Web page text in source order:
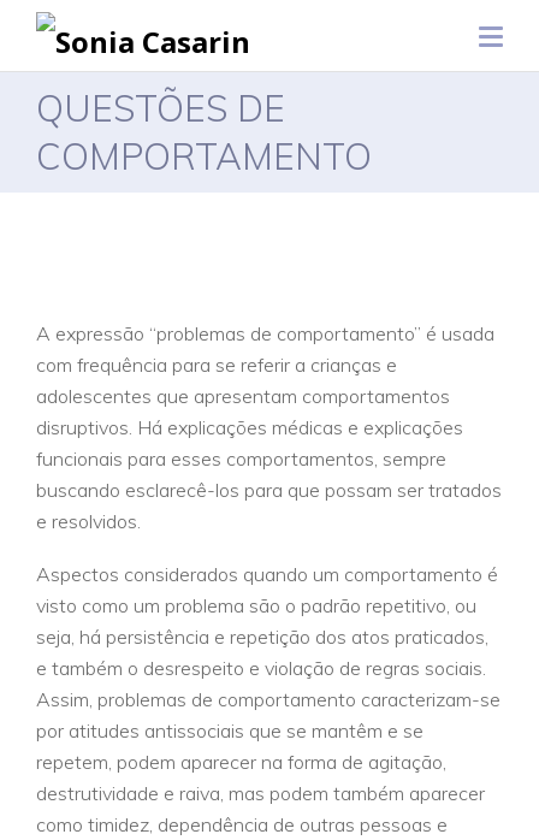
QUESTÕES DE
COMPORTAMENTO
A expressão “problemas de comportamento” é usada
com frequência para se referir a crianças e
adolescentes que apresentam comportamentos
disruptivos. Há explicações médicas e explicações
funcionais para esses comportamentos, sempre
buscando esclarecê-los para que possam ser tratados
e resolvidos.
Aspectos considerados quando um comportamento é
visto como um problema são o padrão repetitivo, ou
seja, há persistência e repetição dos atos praticados,
e também o desrespeito e violação de regras sociais.
Assim, problemas de comportamento caracterizam-se
por atitudes antissociais que se mantêm e se
repetem, podem aparecer na forma de agitação,
destrutividade e raiva, mas podem também aparecer
como timidez, dependência de outras pessoas e